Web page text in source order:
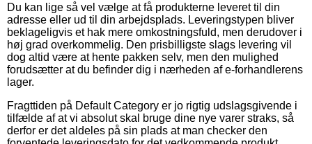
Du kan lige så vel vælge at få produkterne leveret til din
adresse eller ud til din arbejdsplads. Leveringstypen bliver
beklageligvis et hak mere omkostningsfuld, men derudover i
høj grad overkommelig. Den prisbilligste slags levering vil
dog altid være at hente pakken selv, men den mulighed
forudsætter at du befinder dig i nærheden af e-forhandlerens
lager.
Fragttiden på Default Category er jo rigtig udslagsgivende i
tilfælde af at vi absolut skal bruge dine nye varer straks, så
derfor er det aldeles på sin plads at man checker den